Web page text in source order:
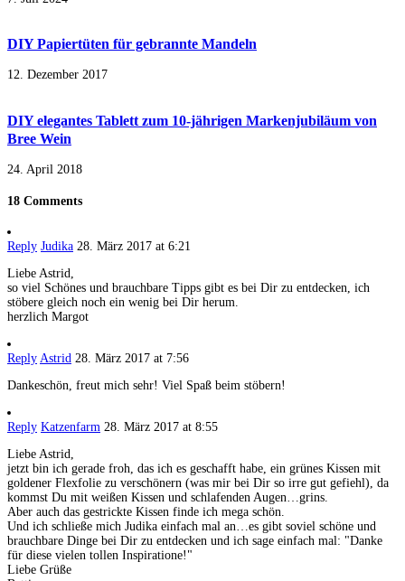
DIY Papiertüten für gebrannte Mandeln
12. Dezember 2017
DIY elegantes Tablett zum 10-jährigen Markenjubiläum von
Bree Wein
24. April 2018
18 Comments
Reply Judika 28. März 2017 at 6:21
Liebe Astrid,
so viel Schönes und brauchbare Tipps gibt es bei Dir zu entdecken, ich
stöbere gleich noch ein wenig bei Dir herum.
herzlich Margot
Reply Astrid 28. März 2017 at 7:56
Dankeschön, freut mich sehr! Viel Spaß beim stöbern!
Reply Katzenfarm 28. März 2017 at 8:55
Liebe Astrid,
jetzt bin ich gerade froh, das ich es geschafft habe, ein grünes Kissen mit
goldener Flexfolie zu verschönern (was mir bei Dir so irre gut gefiehl), da
kommst Du mit weißen Kissen und schlafenden Augen…grins.
Aber auch das gestrickte Kissen finde ich mega schön.
Und ich schließe mich Judika einfach mal an…es gibt soviel schöne und
brauchbare Dinge bei Dir zu entdecken und ich sage einfach mal: "Danke
für diese vielen tollen Inspiratione!"
Liebe Grüße